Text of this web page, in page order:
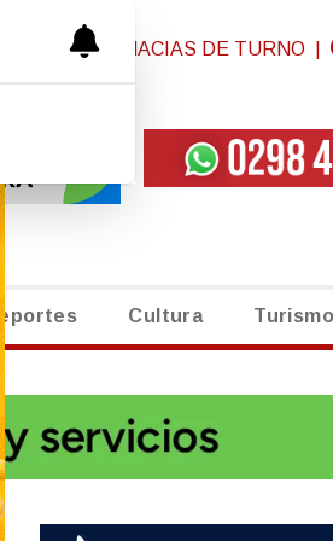
| FARMACIAS DE TURNO
Cultura Turismo